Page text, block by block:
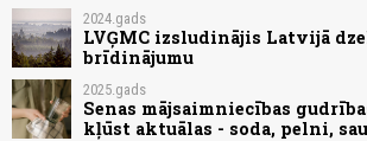
2024.gads
LVĢMC izsludinājis Latvijā
brīdinājumu
2025.gads
Senas mājsaimniecības
kļūst aktuālas - soda, pelni,